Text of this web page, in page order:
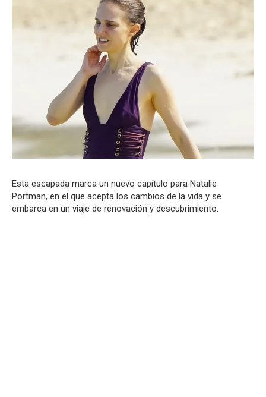
Esta escapada marca un nuevo capítulo para Natalie
Portman, en el que acepta los cambios de la vida y se
embarca en un viaje de renovación y descubrimiento.